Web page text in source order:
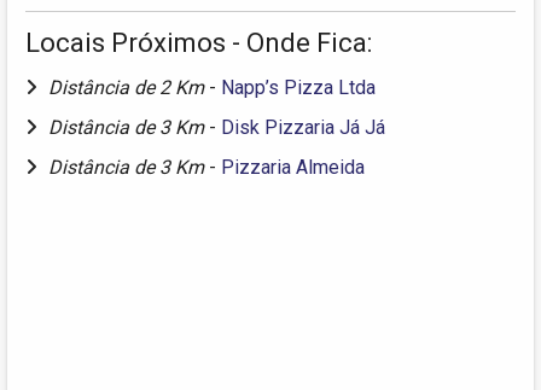
Locais Próximos - Onde Fica:
Distância de 2 Km - Napp’s Pizza Ltda
Distância de 3 Km - Disk Pizzaria Já Já
Distância de 3 Km - Pizzaria Almeida